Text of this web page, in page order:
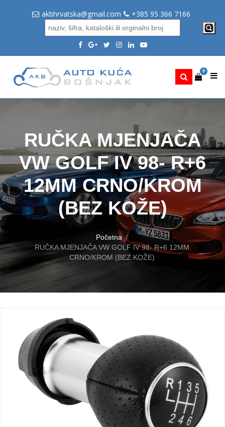
akbhrvatska@gmail.com +385 95 366 7166
0
RUČKA MJENJAČA
VW GOLF IV 98- R+6
12MM CRNO/KROM
(BEZ KOŽE)
Početna
RUČKA MJENJAČA VW GOLF IV 98- R+6 12MM
CRNO/KROM (BEZ KOŽE)